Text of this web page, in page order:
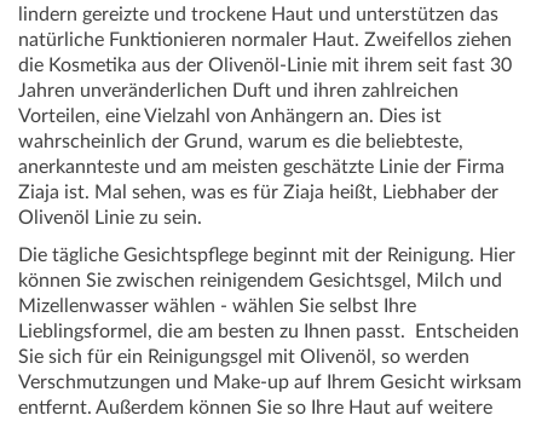
lindern gereizte und trockene Haut und unterstützen das
natürliche Funktionieren normaler Haut. Zweifellos ziehen
die Kosmetika aus der Olivenöl-Linie mit ihrem seit fast 30
Jahren unveränderlichen Duft und ihren zahlreichen
Vorteilen, eine Vielzahl von Anhängern an. Dies ist
wahrscheinlich der Grund, warum es die beliebteste,
anerkannteste und am meisten geschätzte Linie der Firma
Ziaja ist. Mal sehen, was es für Ziaja heißt, Liebhaber der
Olivenöl Linie zu sein.
Die tägliche Gesichtspflege beginnt mit der Reinigung. Hier
können Sie zwischen reinigendem Gesichtsgel, Milch und
Mizellenwasser wählen - wählen Sie selbst Ihre
Lieblingsformel, die am besten zu Ihnen passt. Entscheiden
Sie sich für ein Reinigungsgel mit Olivenöl, so werden
Verschmutzungen und Make-up auf Ihrem Gesicht wirksam
entfernt. Außerdem können Sie so Ihre Haut auf weitere